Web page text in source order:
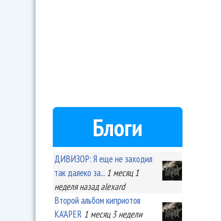
Блоги
ДИВИЗОР: Я еще не заходил
так далеко за... 1 месяц 1
неделяназад alexard
Второй альбом киприотов
KA'APER 1 месяц 3 недели